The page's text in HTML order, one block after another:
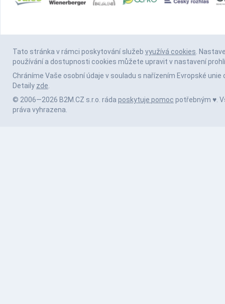
Tato stránka v rámci poskytování služeb využívá cookies.
používání a dostupnosti cookies můžete upravit v nastavení
Chráníme Vaše osobní údaje v souladu s nařízením Evropské unie
Detaily zde.
© 2006—2026 B2M.CZ s.r.o. ráda poskytuje pomoc potřebným ♥️.
práva vyhrazena.